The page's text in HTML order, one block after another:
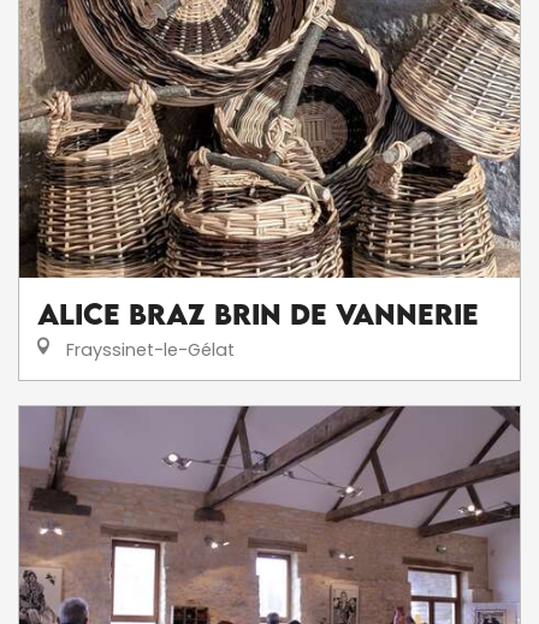
Alice Braz Brin de Vannerie
Frayssinet-le-Gélat